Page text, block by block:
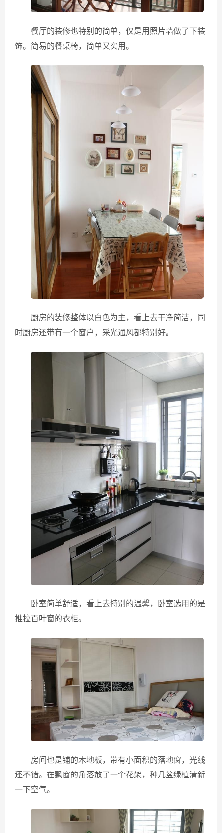
餐厅的装修也特别的简单，仅是用照片墙做了下装
饰。简易的餐桌椅，简单又实用。
厨房的装修整体以白色为主，看上去干净简洁，同
时厨房还带有一个窗户，采光通风都特别好。
卧室简单舒适，看上去特别的温馨，卧室选用的是
推拉百叶窗的衣柜。
房间也是铺的木地板，带有小面积的落地窗，光线
还不错。在飘窗的角落放了一个花架，种几盆绿植清新
一下空气。